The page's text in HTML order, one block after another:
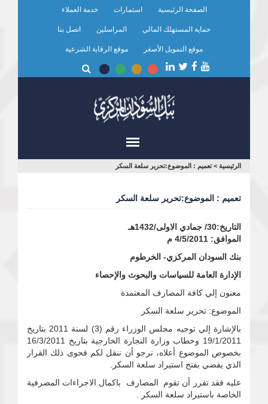
الصفحة الرئيسية استمارات خدمة العملاء
حماية المستهلك المالي المراسلين اتصل بنا
موقع التمويل الأصغر موقع الرقابة الشرعية
أنت
الرئيسية > تعميم : الموضوع:تحرير سلعة السكر
تعميم : الموضوع:تحرير سلعة السكر
التاريخ:30/ جمادي الاولى/1432هـ
الموافق: 4/5/2011 م
بنك السودان المركزي- الخرطوم
الإدارة العامة للسياسات والبحوث والإحصاء
معنون إلي كافة المصارف المعتمدة
الموضوع: تحرير سلعة السكر
بالإشارة إلي توجيه مجلس الوزراء رقم (3) لسنة 2011 بتاريخ
19/1/2011 وخطاب وزارة التجارة الخارجية بتاريخ 16/3/2011
بخصوص الموضوع أعلاه، نرجو أن ننقل لكم فحوى ذلك القرار
الذي يقضي بفتح استيراد سلعة السكر.
عليه فقد تقرر أن تقوم المصارف باكمال الاجراءات المصرفية
الخاصة باستيراد سلعة السكر .